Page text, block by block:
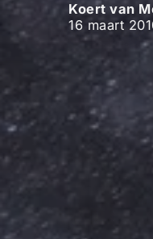
Koert van
16 maart